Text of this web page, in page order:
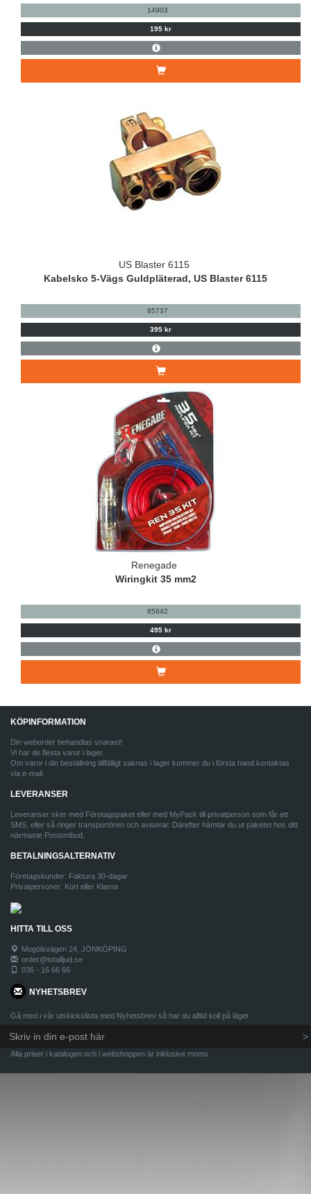
14903
195 kr
US Blaster 6115
Kabelsko 5-Vägs Guldpläterad, US Blaster 6115
85737
395 kr
Renegade
Wiringkit 35 mm2
85842
495 kr
KÖPINFORMATION
Din weborder behandlas snarast!
Vi har de flesta varor i lager.
Om varor i din beställning tillfälligt saknas i lager kommer du i första hand kontaktas
via e-mail.
LEVERANSER
Leveranser sker med Företagspaket eller med MyPack till privatperson som får ett
SMS, eller så ringer transportören och aviserar. Därefter hämtar du ut paketet hos ditt
närmaste Postombud.
BETALNINGSALTERNATIV
Företagskunder: Faktura 30-dagar
Privatpersoner: Kort eller Klarna
HITTA TILL OSS
Mogölsvägen 24, JÖNKÖPING
order@totalljud.se
036 - 16 66 66
NYHETSBREV
Gå med i vår utskickslista med Nyhetsbrev så har du alltid koll på läget
Alla priser i katalogen och i webshoppen är inklusive moms.